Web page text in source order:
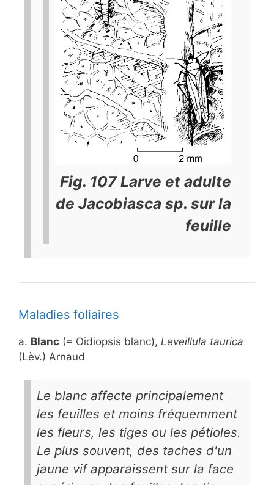
Fig. 107 Larve et adulte
de Jacobiasca sp. sur la
feuille
Maladies foliaires
a. Blanc (= Oidiopsis blanc), Leveillula taurica
(Lèv.) Arnaud
Le blanc affecte principalement
les feuilles et moins fréquemment
les fleurs, les tiges ou les pétioles.
Le plus souvent, des taches d'un
jaune vif apparaissent sur la face